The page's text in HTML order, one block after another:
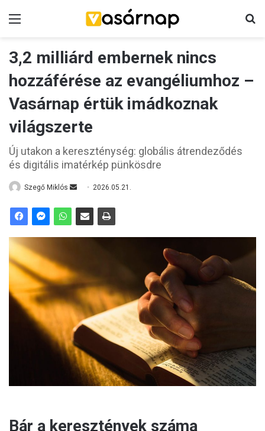
3,2 milliárd embernek nincs
hozzáférése az evangéliumhoz –
Vasárnap értük imádkoznak
világszerte
Új utakon a kereszténység: globális átrendeződés
és digitális imatérkép pünkösdre
Szegő Miklós
n
e
m
a
i
l
2026.05.21.
Bár a keresztények száma